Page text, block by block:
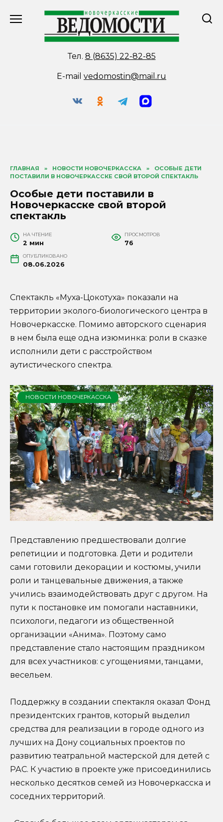
Тел. 8 (8635) 22-82-85
E-mail vedomostin@mail.ru
ГЛАВНАЯ » НОВОСТИ НОВОЧЕРКАССКА »
ОСОБЫЕ ДЕТИ
ПОСТАВИЛИ В НОВОЧЕРКАССКЕ СВОЙ ВТОРОЙ СПЕКТАКЛЬ
Особые дети поставили в
Новочеркасске свой второй
спектакль
НА ЧТЕНИЕ
2 мин
ПРОСМОТРОВ
76
ОПУБЛИКОВАНО
08.06.2026
Спектакль «Муха-Цокотуха» показали на
территории эколого-биологического центра в
Новочеркасске. Помимо авторского сценария
в нем была еще одна изюминка: роли в сказке
исполнили дети с расстройством
аутистического спектра.
НОВОСТИ НОВОЧЕРКАССКА
Представлению предшествовали долгие
репетиции и подготовка. Дети и родители
сами готовили декорации и костюмы, учили
роли и танцевальные движения, а также
учились взаимодействовать друг с другом. На
пути к постановке им помогали наставники,
психологи, педагоги из общественной
организации «Анима». Поэтому само
представление стало настоящим праздником
для всех участников: с угощениями, танцами,
весельем.
Поддержку в создании спектакля оказал Фонд
президентских грантов, который выделил
средства для реализации в городе одного из
лучших на Дону социальных проектов по
развитию театральной мастерской для детей с
РАС. К участию в проекте уже присоединились
несколько десятков семей из Новочеркасска и
соседних территорий.